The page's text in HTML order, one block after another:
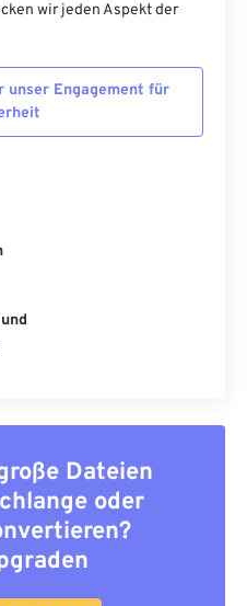
wir jeden Aspekt der
unser Engagement für
Dateien
oder